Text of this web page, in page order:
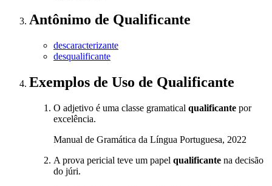
Antônimo de Qualificante
descaracterizante
desqualificante
Exemplos de Uso de Qualificante
O adjetivo é uma classe gramatical qualificante por
excelência.
Manual de Gramática da Língua Portuguesa, 2022
A prova pericial teve um papel qualificante na decisão
do júri.